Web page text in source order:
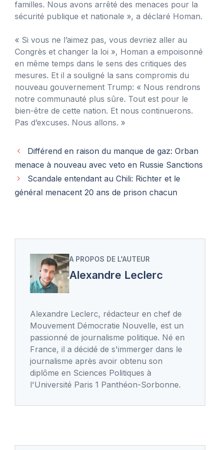
familles. Nous avons arrêté des menaces pour la
sécurité publique et nationale », a déclaré Homan.
« Si vous ne l’aimez pas, vous devriez aller au
Congrès et changer la loi », Homan a empoisonné
en même temps dans le sens des critiques des
mesures. Et il a souligné la sans compromis du
nouveau gouvernement Trump: « Nous rendrons
notre communauté plus sûre. Tout est pour le
bien-être de cette nation. Et nous continuerons.
Pas d’excuses. Nous allons. »
Différend en raison du manque de gaz: Orban
menace à nouveau avec veto en Russie Sanctions
Scandale entendant au Chili: Richter et le
général menacent 20 ans de prison chacun
A PROPOS DE L'AUTEUR
Alexandre Leclerc
Alexandre Leclerc, rédacteur en chef de
Mouvement Démocratie Nouvelle, est un
passionné de journalisme politique. Né en
France, il a décidé de s'immerger dans le
journalisme après avoir obtenu son
diplôme en Sciences Politiques à
l'Université Paris 1 Panthéon-Sorbonne.